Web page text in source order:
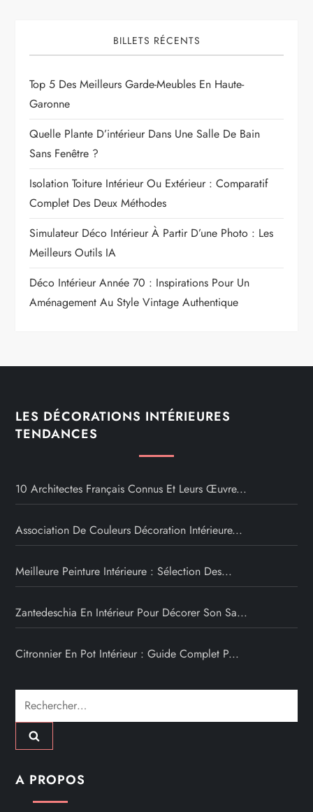
BILLETS RÉCENTS
Top 5 Des Meilleurs Garde-Meubles En Haute-
Garonne
Quelle Plante D’intérieur Dans Une Salle De Bain
Sans Fenêtre ?
Isolation Toiture Intérieur Ou Extérieur : Comparatif
Complet Des Deux Méthodes
Simulateur Déco Intérieur À Partir D’une Photo : Les
Meilleurs Outils IA
Déco Intérieur Année 70 : Inspirations Pour Un
Aménagement Au Style Vintage Authentique
LES DÉCORATIONS INTÉRIEURES
TENDANCES
10 Architectes Français Connus Et Leurs Œuvre...
Association De Couleurs Décoration Intérieure...
Meilleure Peinture Intérieure : Sélection Des...
Zantedeschia En Intérieur Pour Décorer Son Sa...
Citronnier En Pot Intérieur : Guide Complet P...
Rechercher :
A PROPOS